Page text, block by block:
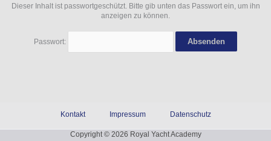
Dieser Inhalt ist passwortgeschützt. Bitte gib unten das Passwort ein, um ihn
anzeigen zu können.
Passwort:
Kontakt Impressum Datenschutz
Copyright © 2026 Royal Yacht Academy